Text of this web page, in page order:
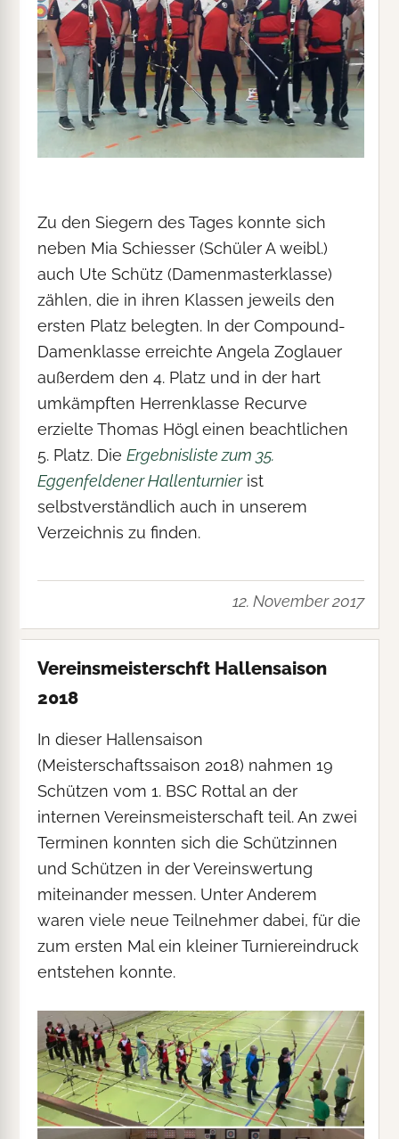
Zu den Siegern des Tages konnte sich
neben Mia Schiesser (Schüler A weibl.)
auch Ute Schütz (Damenmasterklasse)
zählen, die in ihren Klassen jeweils den
ersten Platz belegten. In der Compound-
Damenklasse erreichte Angela Zoglauer
außerdem den 4. Platz und in der hart
umkämpften Herrenklasse Recurve
erzielte Thomas Högl einen beachtlichen
5. Platz. DieErgebnisliste zum 35.
Eggenfeldener Hallenturnierist
selbstverständlich auch in unserem
Verzeichnis zu finden.
12. November 2017
Vereinsmeisterschft Hallensaison
2018
In dieser Hallensaison
(Meisterschaftssaison 2018) nahmen 19
Schützen vom 1. BSC Rottal an der
internen Vereinsmeisterschaft teil. An zwei
Terminen konnten sich die Schützinnen
und Schützen in der Vereinswertung
miteinander messen. Unter Anderem
waren viele neue Teilnehmer dabei, für die
zum ersten Mal ein kleiner Turniereindruck
entstehen konnte.